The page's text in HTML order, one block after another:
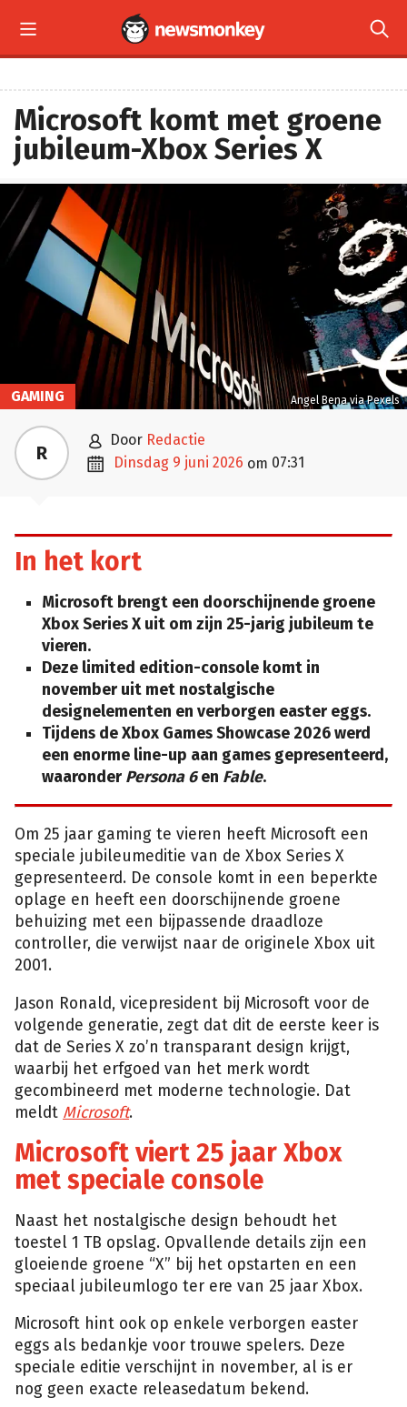
 
Microsoft komt met groene
jubileum-Xbox Series X
Angel Bena via Pexels
GAMING
R  door Redactie
 dinsdag 9 juni 2026 om 07:31
In het kort
Microsoft brengt een doorschijnende groene
Xbox Series X uit om zijn 25-jarig jubileum te
vieren.
Deze limited edition-console komt in
november uit met nostalgische
designelementen en verborgen easter eggs.
Tijdens de Xbox Games Showcase 2026 werd
een enorme line-up aan games gepresenteerd,
waaronder Persona 6en Fable.
Om 25 jaar gaming te vieren heeft Microsoft een
speciale jubileumeditie van de Xbox Series X
gepresenteerd. De console komt in een beperkte
oplage en heeft een doorschijnende groene
behuizing met een bijpassende draadloze
controller, die verwijst naar de originele Xbox uit
2001.
Jason Ronald, vicepresident bij Microsoft voor de
volgende generatie, zegt dat dit de eerste keer is
dat de Series X zo’n transparant design krijgt,
waarbij het erfgoed van het merk wordt
gecombineerd met moderne technologie. Dat
meldt Microsoft.
Microsoft viert 25 jaar Xbox
met speciale console
Naast het nostalgische design behoudt het
toestel 1 TB opslag. Opvallende details zijn een
gloeiende groene “X” bij het opstarten en een
speciaal jubileumlogo ter ere van 25 jaar Xbox.
Microsoft hint ook op enkele verborgen easter
eggs als bedankje voor trouwe spelers. Deze
speciale editie verschijnt in november, al is er
nog geen exacte releasedatum bekend.